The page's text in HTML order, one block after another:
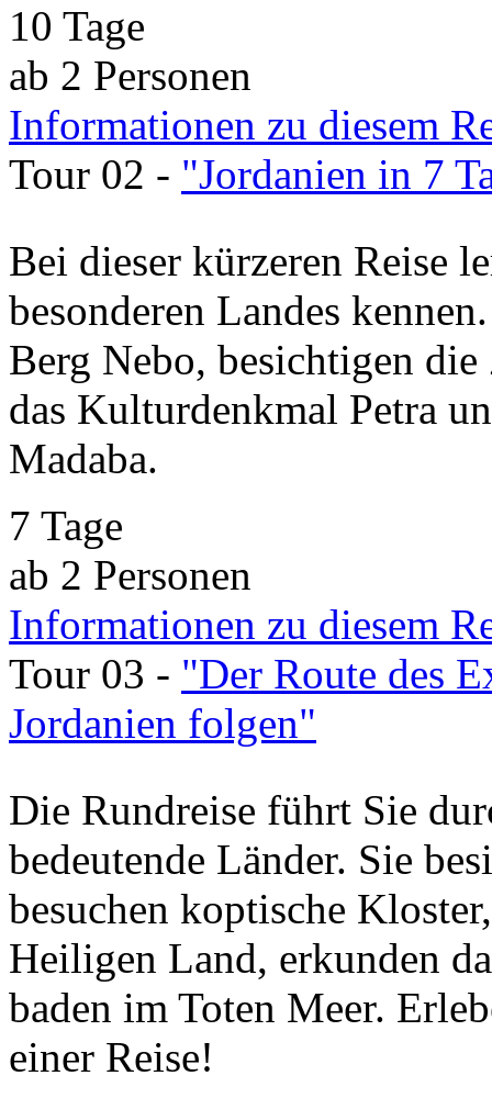
10 Tage
ab 2 Personen
Informationen zu diesem
Tour 02 - "Jordanien in 7
Bei dieser kürzeren Reise
besonderen Landes
Berg Nebo, besichtigen
das Kulturdenkmal Petra
Madaba.
7 Tage
ab 2 Personen
Informationen zu diesem
Tour 03 - "Der Route des
Jordanien folgen"
Die Rundreise führt Sie
bedeutende Länder. Sie
besuchen koptische
Heiligen Land, erkunden
baden im Toten Meer.
einer Reise!